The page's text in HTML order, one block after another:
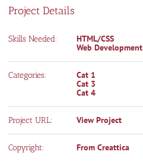
Project Details
Skills Needed:
HTML/CSS
Web Development
Categories:
Cat 1
Cat 3
Cat 4
Project URL: View Project
Copyright: From Creattica